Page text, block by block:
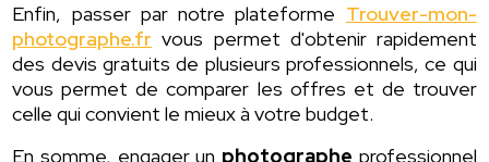
Enfin, passer par notre plateforme Trouver-mon-
photographe.fr vous permet d'obtenir rapidement
des devis gratuits de plusieurs professionnels, ce qui
vous permet de comparer les offres et de trouver
celle qui convient le mieux à votre budget.
En somme, engager un photographe professionnel